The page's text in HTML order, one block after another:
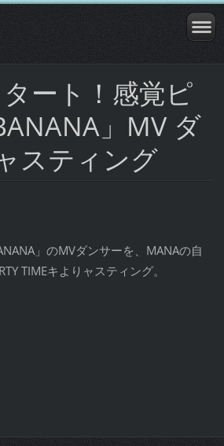
ート！感覚ピ
」MV ダ
スティング
」のMVダンサーを、MANAの自
TIMEキよりャスティング。